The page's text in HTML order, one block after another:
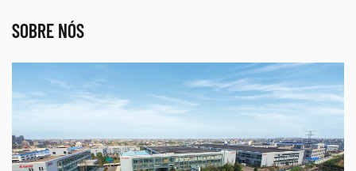
inversor com comutação IGBT e avançada ●Use
toda tecnologia ...
CONSULTE MAIS INFORMAÇÃO
SOBRE NÓS